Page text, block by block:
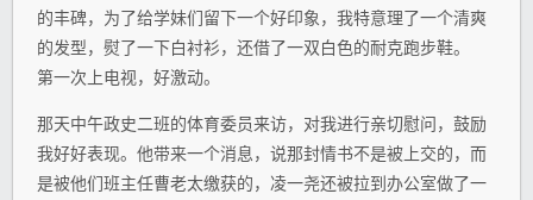
的丰碑，为了给学妹们留下一个好印象，我特意理了一个清爽
的发型，熨了一下白衬衫，还借了一双白色的耐克跑步鞋。
第一次上电视，好激动。
那天中午政史二班的体育委员来访，对我进行亲切慰问，鼓励
我好好表现。他带来一个消息，说那封情书不是被上交的，而
是被他们班主任曹老太缴获的，凌一尧还被拉到办公室做了一